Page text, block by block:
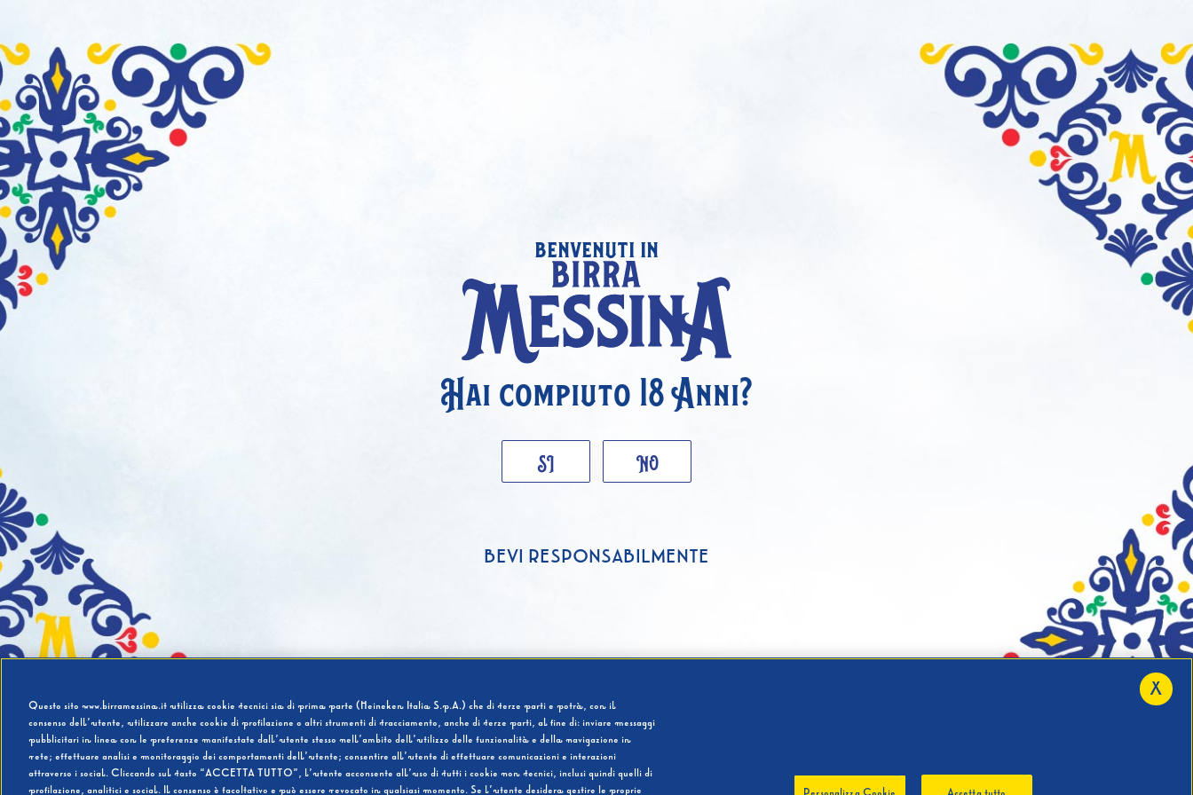
benvenuti in
Hai compiuto 18 Anni?
SI NO
BEVI RESPONSABILMENTE
Questo sito www.birramessina.it utilizza cookie tecnici sia di prima parte (Heineken Italia S.p.A.) che di terze parti e potrà, con il
consenso dell’utente, utilizzare anche cookie di profilazione o altri strumenti di tracciamento, anche di terze parti, al fine di: inviare messaggi
pubblicitari in linea con le preferenze manifestate dall’utente stesso nell’ambito dell’utilizzo delle funzionalità e della navigazione in
rete; effettuare analisi e monitoraggio dei comportamenti dell’utente; consentire all’utente di effettuare comunicazioni e interazioni
attraverso i social. Cliccando sul tasto “ACCETTA TUTTO”, l’utente acconsente all’uso di tutti i cookie non tecnici, inclusi quindi quelli di
profilazione, analitici e social. Il consenso è facoltativo e può essere revocato in qualsiasi momento. Se l’utente desidera gestire le proprie
X